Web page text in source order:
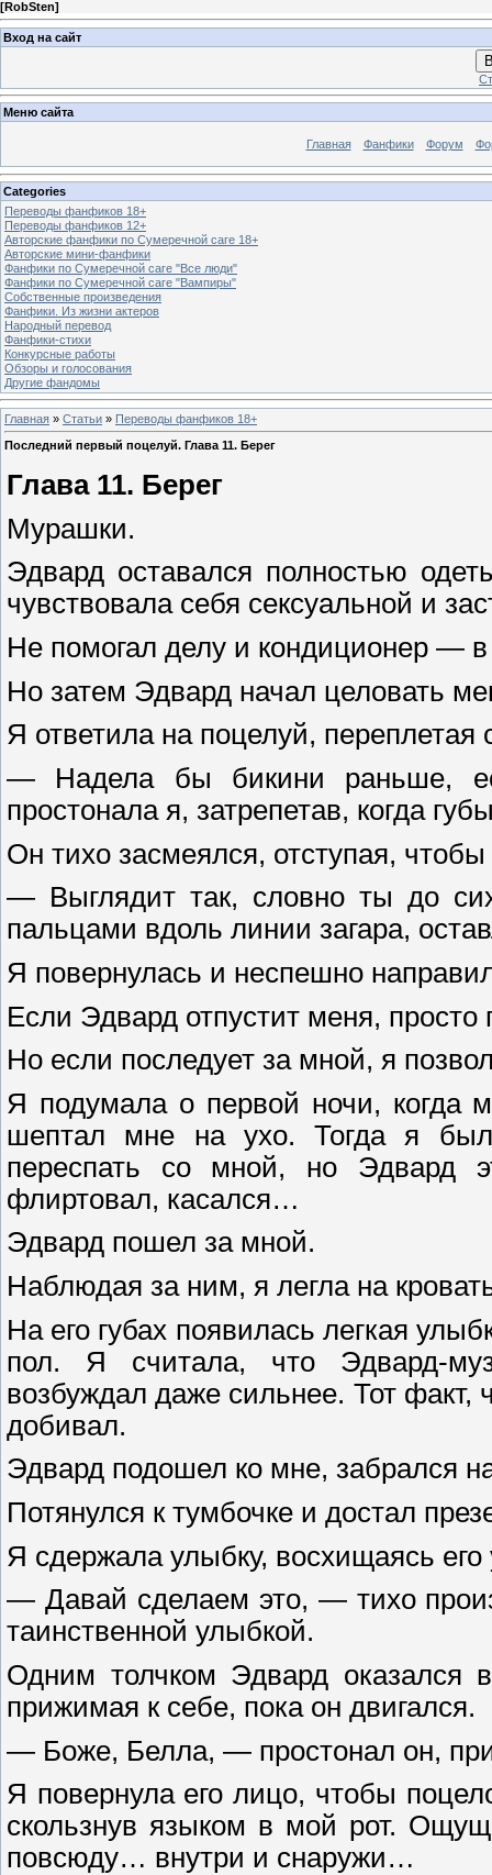
[RobSten]
Вход на сайт
Меню сайта
Главная Фанфики Форум
Categories
Переводы фанфиков 18+
Переводы фанфиков 12+
Авторские фанфики по Сумеречной саге 18+
Авторские мини-фанфики
Фанфики по Сумеречной саге "Все люди"
Фанфики по Сумеречной саге "Вампиры"
Собственные произведения
Фанфики. Из жизни актеров
Народный перевод
Фанфики-стихи
Конкурсные работы
Обзоры и голосования
Другие фандомы
Главная » Статьи » Переводы фанфиков 18+
Последний первый поцелуй. Глава 11. Берег
Глава 11. Берег
Мурашки.
Эдвард оставался полностью
чувствовала себя сексуальной и
Не помогал делу и кондиционер —
Но затем Эдвард начал целовать
Я ответила на поцелуй,
— Надела бы бикини раньше,
простонала я, затрепетав, когда
Он тихо засмеялся, отступая,
— Выглядит так, словно ты до
пальцами вдоль линии загара,
Я повернулась и неспешно
Если Эдвард отпустит меня,
Но если последует за мной, я
Я подумала о первой ночи, когда
шептал мне на ухо. Тогда я
переспать со мной, но Эдвард
флиртовал, касался…
Эдвард пошел за мной.
Наблюдая за ним, я легла на
На его губах появилась легкая
пол. Я считала, что Эдвард-
возбуждал даже сильнее. Тот факт,
добивал.
Эдвард подошел ко мне, забрался
Потянулся к тумбочке и достал
Я сдержала улыбку, восхищаясь
— Давай сделаем это, — тихо
таинственной улыбкой.
Одним толчком Эдвард оказался
прижимая к себе, пока он двигался.
— Боже, Белла, — простонал он,
Я повернула его лицо, чтобы
скользнув языком в мой рот.
повсюду… внутри и снаружи…